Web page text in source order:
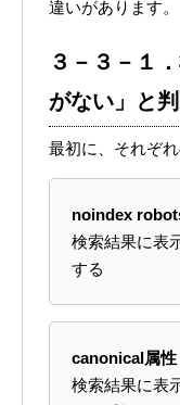
違いがあります。
３－３－１
がない」と
最初に、それぞ
noindex
検索結果に表
する
canonical属性
検索結果に表